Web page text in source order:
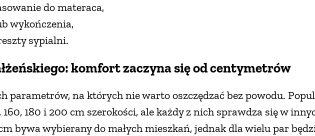
do materaca,
wykończenia,
sypialni.
komfort zaczyna się od centymetrów
parametrów, na których nie warto oszczędzać bez powodu.
180 i 200 cm szerokości, ale każdy z nich sprawdza się w
bywa wybierany do małych mieszkań, jednak dla wielu par